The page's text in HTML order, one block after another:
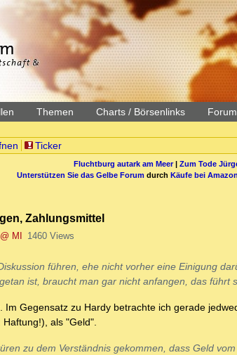
Themen Charts / Börsenlinks
Ticker
Fluchtburg autark am Meer| Zum Tode
Unterstützen Sie das Gelbe Forum durch Käufe bei Amazon
Zahlungsmittel
@ MI 1460 Views
führen, ehe nicht vorher eine Einigung
ist, braucht man gar nicht anfangen, das führt
Im Gegensatz zu Hardy betrachte ich gerade
als "Geld".
zu dem Verständnis gekommen, dass Geld